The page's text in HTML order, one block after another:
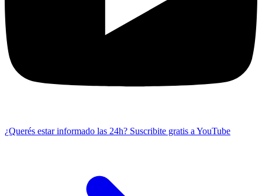
¿Querés estar informado las 24h? Suscribite gratis a YouTube